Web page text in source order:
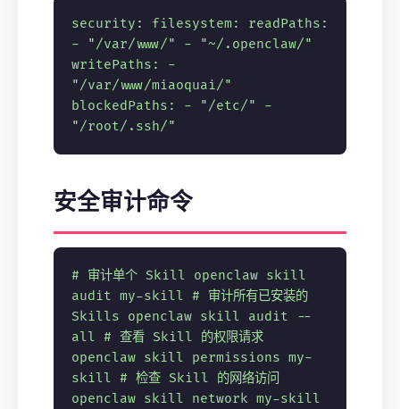
security : filesystem : readPaths :
-
"/var/www/" -
"~/.openclaw/"
writePaths : -
"/var/www/miaoquai/"
blockedPaths : - "/etc/"
-
"/root/.ssh/"
安全审计命令
# 审计单个 Skill openclaw skill
audit my-skill # 审计所有已安装的
Skills openclaw skill audit --
all # 查看 Skill 的权限请求
openclaw skill permissions my-
skill # 检查 Skill 的网络访问
openclaw skill network my-skill